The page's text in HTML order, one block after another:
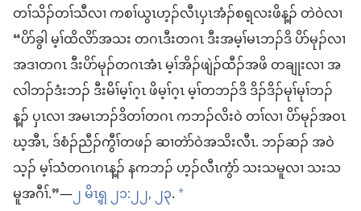
တၢ်သိၣ်တၢ်သီလၢ ကစၢ်ယွၤဟ့ၣ်လီၤပှၤအံၣ်စရ့လးဖိန့ၣ် တဲဝဲလၢ
“ပိာ်ခွါ မ့ၢ်ထိလိာ်အသး တဂၤဒီးတဂၤ ဒီးအမ့ၢ်မၤဘၣ်ဒိ ပိာ်မုၣ်လၢ
အဒၢတဂၤ ဒီးပိာ်မုၣ်တဂၤအံၤ မ့ၢ်အိၣ်ဖျဲၣ်ထီၣ်အဖိ တချုးလၢ အ
လါဘၣ်ဒံးဘၣ် ဒီးမိၢ်မ့ၢ်ဂ့ၤ ဖိမ့ၢ်ဂ့ၤ မ့ၢ်တဘၣ်ဒိ ဒိၣ်ဒိၣ်မုၢ်မုၢ်ဘၣ်
န့ၣ် ပှၤလၢ အမၤဘၣ်ဒိတၢ်တဂၤ ကဘၣ်လိးဝဲ တၢ်လၢ ပိာ်မုၣ်အဝၤ
ဃ့အီၤ, ဒ်စံၣ်ညီၣ်ကွီၢ်တဖၣ် ဆၢတဲာ်ဝဲအသိးလီၤ. ဘၣ်ဆၣ် အဝဲ
သ့ၣ် မ့ၢ်သံတဂၤဂၤန့ၣ် နကဘၣ် ဟ့ၣ်လီၤကွံာ် သးသမူလၢ သးသ
မူအဂီၢ်.”—၂ မိၤၡ့ ၂၁:၂၂, ၂၃. a